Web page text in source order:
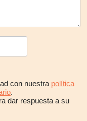
con nuestra política
.
dar respuesta a su